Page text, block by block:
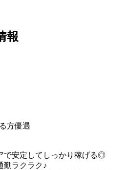
報
方優遇
で安定してしっかり稼げる◎
勤ラクラク♪